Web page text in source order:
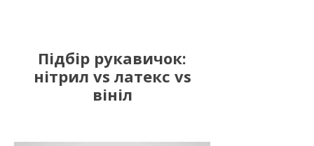
Підбір рукавичок:
нітрил vs латекс vs
вініл